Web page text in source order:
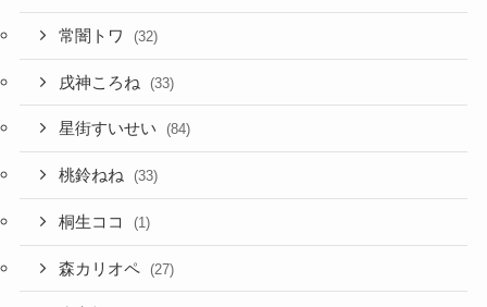
常闇トワ (32)
戌神ころね (33)
星街すいせい (84)
桃鈴ねね (33)
桐生ココ (1)
森カリオペ (27)